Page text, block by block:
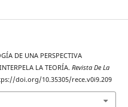
DE UNA PERSPECTIVA
LA TEORÍA. Revista De La
doi.org/10.35305/rece.v0i9.209